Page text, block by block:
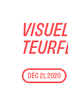
DÉC 21, 2020